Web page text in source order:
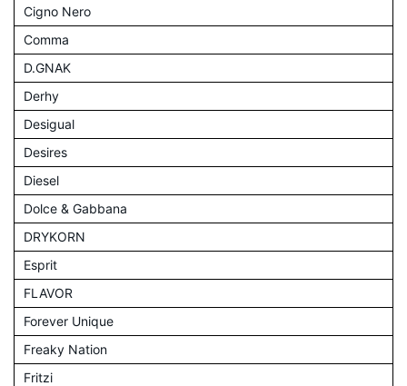
Cigno Nero
Comma
D.GNAK
Derhy
Desigual
Desires
Diesel
Dolce & Gabbana
DRYKORN
Esprit
FLAVOR
Forever Unique
Freaky Nation
Fritzi